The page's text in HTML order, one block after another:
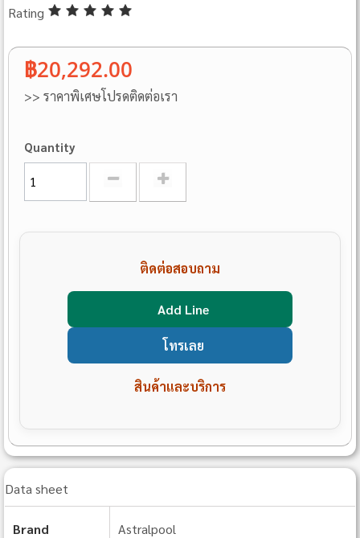
Rating
฿20,292.00
>> ราคาพิเศษโปรดติดต่อเรา
Quantity
ติดต่อสอบถาม
Add Line
โทรเลย
สินค้าและบริการ
Data sheet
Brand Astralpool